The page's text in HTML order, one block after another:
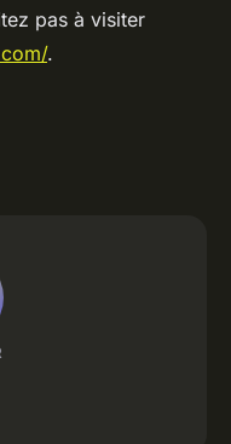
pas à visiter
.